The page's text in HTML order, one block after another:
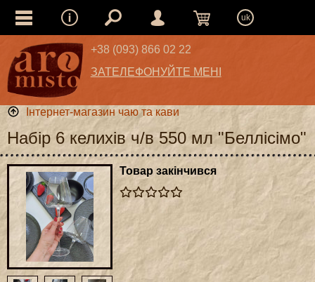
uk
+38 (093) 866 02 22
ЗАТЕЛЕФОНУЙТЕ МЕНІ
Інтернет-магазин чаю та кави
Набір 6 келихів ч/в 550 мл "Беллісімо"
Товар закінчився